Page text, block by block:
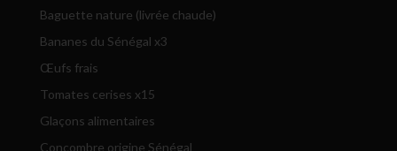
Baguette nature (livrée chaude)
Bananes du Sénégal x3
Œufs frais
Tomates cerises x15
Glaçons alimentaires
Concombre origine Sénégal